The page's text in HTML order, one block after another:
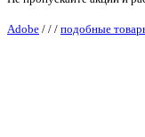
Adobe / / / подобные